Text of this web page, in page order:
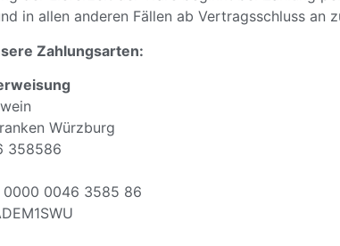
in allen anderen Fällen ab Vertragsschluss an
Zahlungsarten:
Würzburg
358586
0000 0046 3585 86